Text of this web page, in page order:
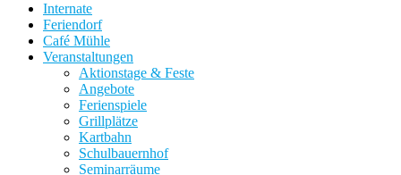
Internate
Feriendorf
Café Mühle
Veranstaltungen
Aktionstage & Feste
Angebote
Ferienspiele
Grillplätze
Kartbahn
Schulbauernhof
Seminarräume